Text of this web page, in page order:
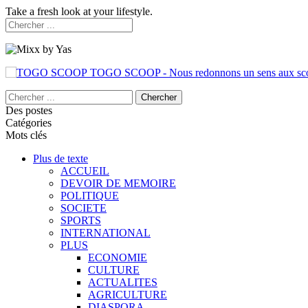
Take a fresh look at your lifestyle.
TOGO SCOOP - Nous redonnons un sens aux
Des postes
Catégories
Mots clés
Plus de texte
ACCUEIL
DEVOIR DE MEMOIRE
POLITIQUE
SOCIETE
SPORTS
INTERNATIONAL
PLUS
ECONOMIE
CULTURE
ACTUALITES
AGRICULTURE